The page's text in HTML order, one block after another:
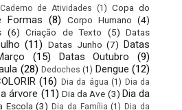
de Atividades (1) Copa do
Formas (8) Corpo Humano (4)
(6) Criação de Texto (5) Datas
(11) Datas Junho (7) Datas
(15) Datas Outubro
(9)
(28) Dedoches (1) Dengue (12)
(16) Dia da água (1) Dia da
árvore (11) Dia da Ave (3) Dia da
Escola (3) Dia da Família (1) Dia da